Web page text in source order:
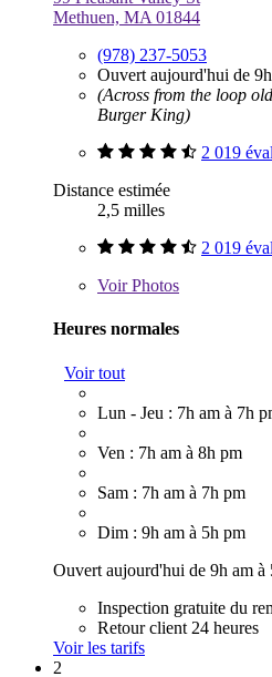
Methuen, MA 01844
(978) 237-5053
Ouvert aujourd'hui de
(Across from the loop
Burger King)
2 019
Distance estimée
2,5 milles
2 019
VoirPhotos
Heures normales
Voir tout
Lun - Jeu : 7h am à 7h
Ven : 7h am à 8h pm
Sam : 7h am à 7h pm
Dim : 9h am à 5h pm
Ouvert aujourd'hui de 9h am à
Inspection gratuite du
Retour client 24 heures
Voir les tarifs
2